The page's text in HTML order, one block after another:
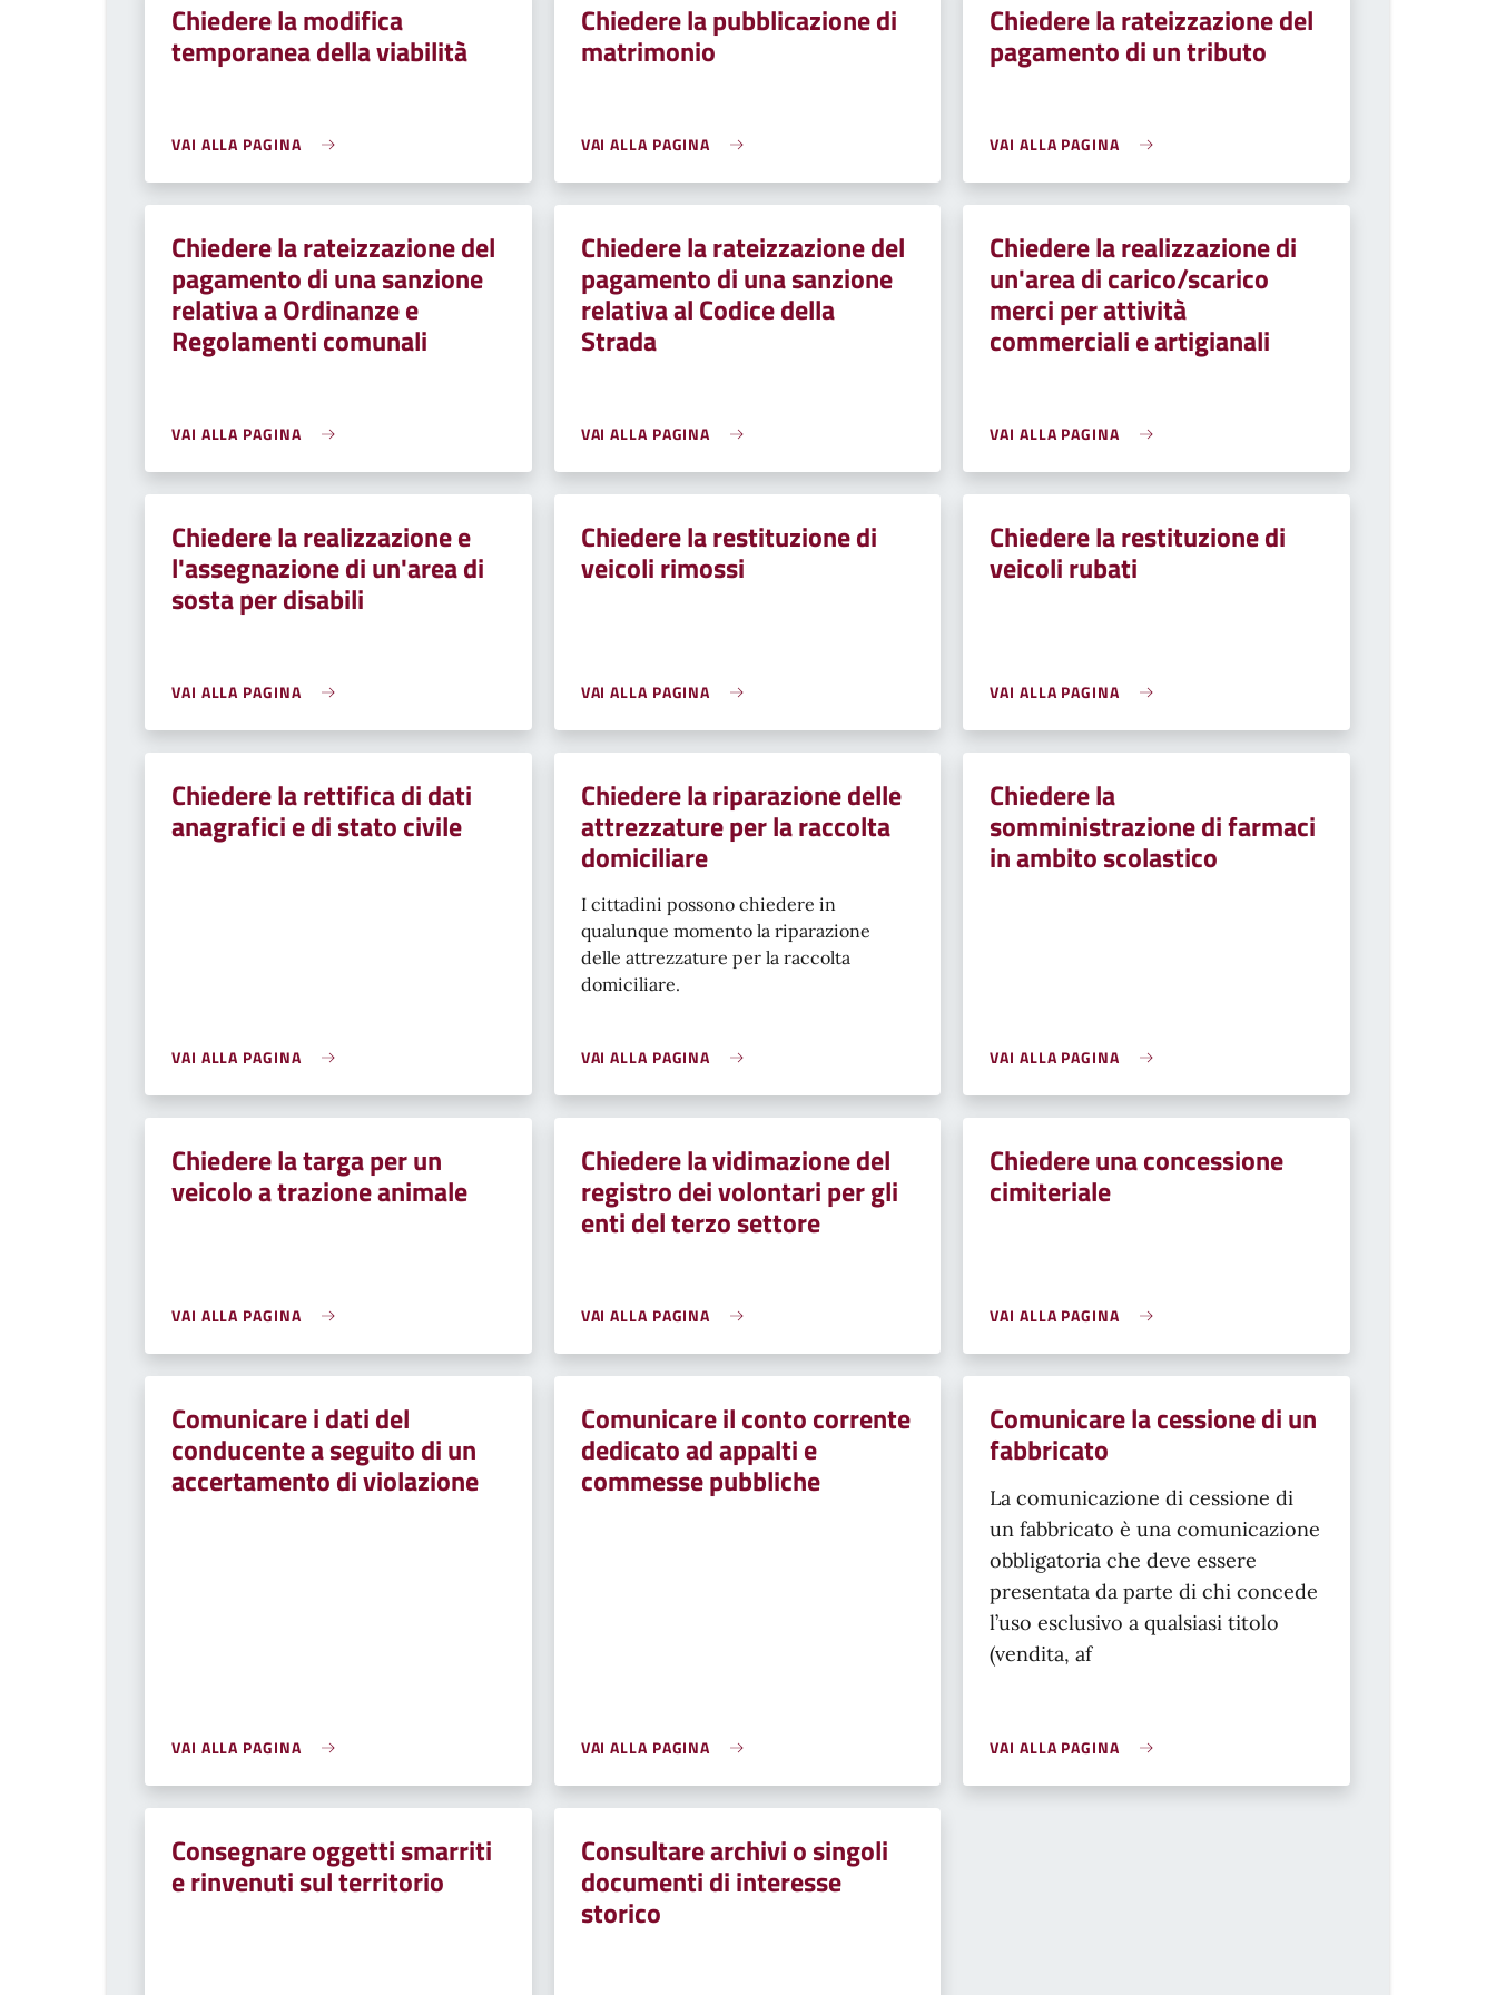
Chiedere la modifica
temporanea della viabilità
VAI ALLA PAGINA
Chiedere la pubblicazione di
matrimonio
VAI ALLA PAGINA
Chiedere la rateizzazione del
pagamento di un tributo
VAI ALLA PAGINA
Chiedere la rateizzazione del
pagamento di una sanzione
relativa a Ordinanze e
Regolamenti comunali
VAI ALLA PAGINA
Chiedere la rateizzazione del
pagamento di una sanzione
relativa al Codice della
Strada
VAI ALLA PAGINA
Chiedere la realizzazione di
un'area di carico/scarico
merci per attività
commerciali e artigianali
VAI ALLA PAGINA
Chiedere la realizzazione e
l'assegnazione di un'area di
sosta per disabili
VAI ALLA PAGINA
Chiedere la restituzione di
veicoli rimossi
VAI ALLA PAGINA
Chiedere la restituzione di
veicoli rubati
VAI ALLA PAGINA
Chiedere la rettifica di dati
anagrafici e di stato civile
VAI ALLA PAGINA
Chiedere la riparazione delle
attrezzature per la raccolta
domiciliare
I cittadini possono chiedere in
qualunque momento la riparazione
delle attrezzature per la raccolta
domiciliare.
VAI ALLA PAGINA
Chiedere la
somministrazione di farmaci
in ambito scolastico
VAI ALLA PAGINA
Chiedere la targa per un
veicolo a trazione animale
VAI ALLA PAGINA
Chiedere la vidimazione del
registro dei volontari per gli
enti del terzo settore
VAI ALLA PAGINA
Chiedere una concessione
cimiteriale
VAI ALLA PAGINA
Comunicare i dati del
conducente a seguito di un
accertamento di violazione
VAI ALLA PAGINA
Comunicare il conto corrente
dedicato ad appalti e
commesse pubbliche
VAI ALLA PAGINA
Comunicare la cessione di un
fabbricato
La comunicazione di cessione di
un fabbricato è una comunicazione
obbligatoria che deve essere
presentata da parte di chi concede
l’uso esclusivo a qualsiasi titolo
(vendita, af
VAI ALLA PAGINA
Consegnare oggetti smarriti
e rinvenuti sul territorio
Consultare archivi o singoli
documenti di interesse
storico